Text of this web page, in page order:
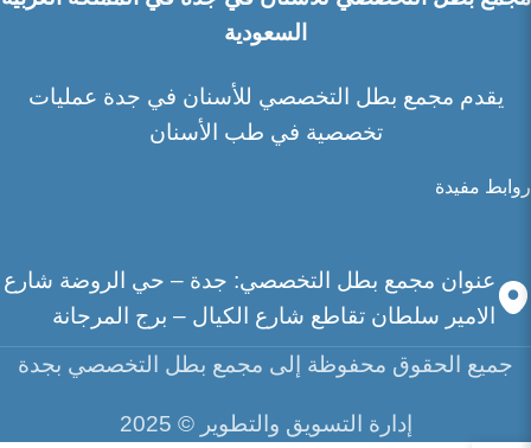
السعودية
يقدم مجمع بطل التخصصي للأسنان في جدة عمليات
تخصصية في طب الأسنان
روابط مفيدة
عنوان مجمع بطل التخصصي: جدة – حي الروضة شارع
الامير سلطان تقاطع شارع الكيال – برج المرجانة
جميع الحقوق محفوظة إلى مجمع بطل التخصصي بجدة
إدارة التسويق والتطوير ©️ 2025